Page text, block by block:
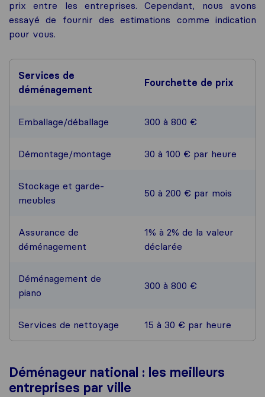
prix entre les entreprises. Cependant, nous avons
essayé de fournir des estimations comme indication
pour vous.
Services de
déménagement
Fourchette de prix
Emballage/déballage 300 à 800 €
Démontage/montage 30 à 100 € par heure
Stockage et garde-
meubles
50 à 200 € par mois
Assurance de
déménagement
1% à 2% de la valeur
déclarée
Déménagement de
piano
300 à 800 €
Services de nettoyage 15 à 30 € par heure
Déménageur national : les meilleurs
entreprises par ville